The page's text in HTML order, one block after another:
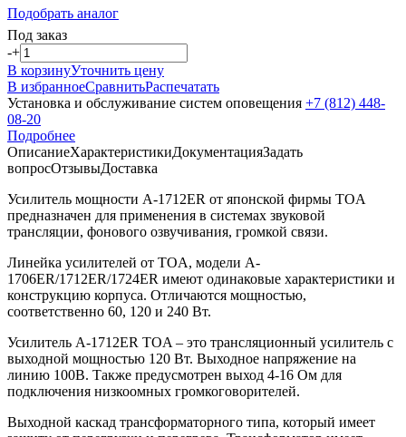
Подобрать аналог
Под заказ
-+
В корзинуУточнить цену
В избранноеСравнитьРаспечатать
Установка и обслуживание систем оповещения +7 (812) 448-
08-20
Подробнее
ОписаниеХарактеристикиДокументацияЗадать
вопросОтзывыДоставка
Усилитель мощности A-1712ER от японской фирмы TOA
предназначен для применения в системах звуковой
трансляции, фонового озвучивания, громкой связи.
Линейка усилителей от TOA, модели A-
1706ER/1712ER/1724ER имеют одинаковые характеристики и
конструкцию корпуса. Отличаются мощностью,
соответственно 60, 120 и 240 Вт.
Усилитель A-1712ER TOA – это трансляционный усилитель с
выходной мощностью 120 Вт. Выходное напряжение на
линию 100В. Также предусмотрен выход 4-16 Ом для
подключения низкоомных громкоговорителей.
Выходной каскад трансформаторного типа, который имеет